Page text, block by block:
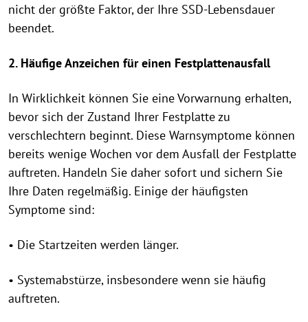
nicht der größte Faktor, der Ihre SSD-Lebensdauer
beendet.
2. Häufige Anzeichen für einen Festplattenausfall
In Wirklichkeit können Sie eine Vorwarnung erhalten,
bevor sich der Zustand Ihrer Festplatte zu
verschlechtern beginnt. Diese Warnsymptome können
bereits wenige Wochen vor dem Ausfall der Festplatte
auftreten. Handeln Sie daher sofort und sichern Sie
Ihre Daten regelmäßig. Einige der häufigsten
Symptome sind:
• Die Startzeiten werden länger.
• Systemabstürze, insbesondere wenn sie häufig
auftreten.